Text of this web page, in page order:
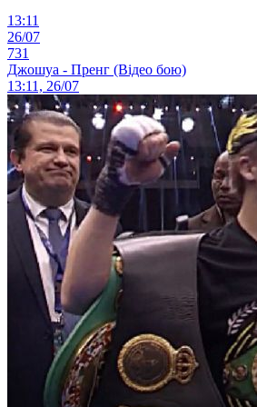
13:11
26/07
731
Джошуа - Пренг (Відео бою)
13:11, 26/07